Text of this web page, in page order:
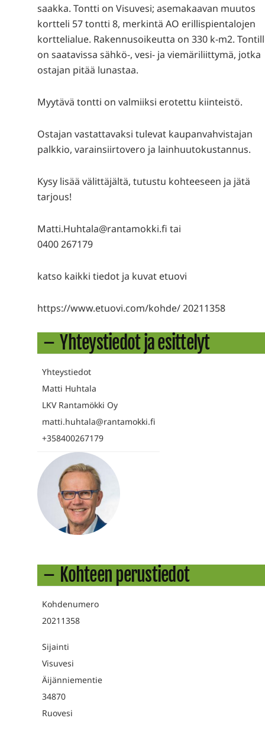
saakka. Tontti on Visuvesi; asemakaavan muutos
kortteli 57 tontti 8, merkintä AO erillispientalojen
korttelialue. Rakennusoikeutta on 330 k-m2.
on saatavissa sähkö-, vesi- ja viemäriliittymä, jotka
ostajan pitää lunastaa.
Myytävä tontti on valmiiksi erotettu kiinteistö.
Ostajan vastattavaksi tulevat kaupanvahvistajan
palkkio, varainsiirtovero ja lainhuutokustannus.
Kysy lisää välittäjältä, tutustu kohteeseen ja jätä
tarjous!
Matti.Huhtala@rantamokki.fi tai
0400 267179
katso kaikki tiedot ja kuvat etuovi
https://www.etuovi.com/kohde/ 20211358
Yhteystiedot ja esittelyt
Yhteystiedot
Matti Huhtala
LKV Rantamökki Oy
matti.huhtala@rantamokki.fi
+358400267179
Kohteen perustiedot
Kohdenumero
20211358
Sijainti
Visuvesi
Äijänniementie
34870
Ruovesi